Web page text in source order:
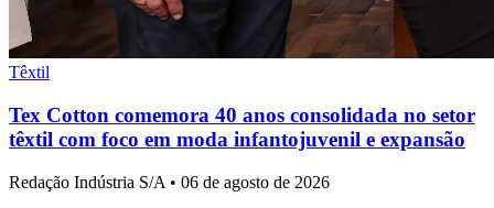
Têxtil
Tex Cotton comemora 40 anos consolidada no setor
têxtil com foco em moda infantojuvenil e expansão
Redação Indústria S/A • 06 de agosto de 2026